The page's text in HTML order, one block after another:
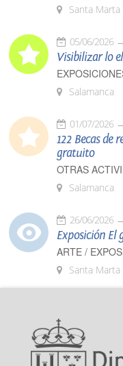
Santa
05/06/2026
Visibilizar lo
Salamanca
01/07/2026
122 Becas de
gratuito
OTRAS
Salamanca
26/06/2026
Exposición El
ARTE /
Santa